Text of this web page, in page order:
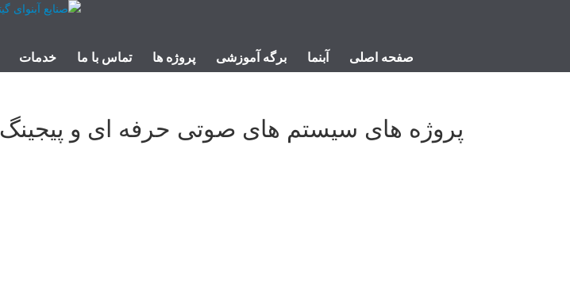
صفحه اصلی آبنما برگه آموزشی پروژه ها تماس با ما خدمات
پروژه های سیستم های صوتی حرفه ای و پیجینگ